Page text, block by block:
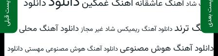
پست بعدی پست قبلی آهنگ شادآهنگ عاشقانهآهنگ غمگین
دانلود
آهنگ ترند دانلود آهنگ ریمیکس شاد غیر مجاز دانلود آهنگ محلی
دانلود آهنگ هوش مصنوعیدانلود آهنگ هوش مصنوعی مهستیدانلود